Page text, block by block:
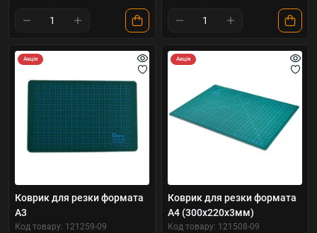
Акція
Коврик для резки формата
A3
Код товару: 121259-09
Акція
Коврик для резки формата
A4 (300х220х3мм)
Код товару: 121508-09